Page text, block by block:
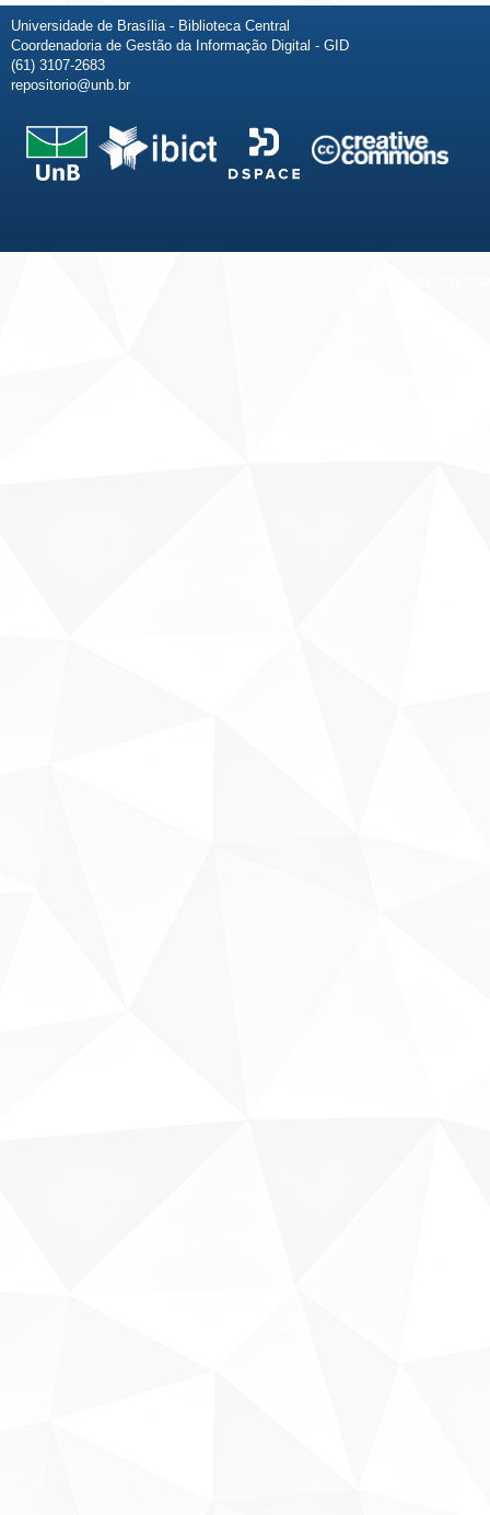
Universidade de Brasília - Biblioteca Central
Coordenadoria de Gestão da Informação Digital - GID
(61) 3107-2683
repositorio@unb.br